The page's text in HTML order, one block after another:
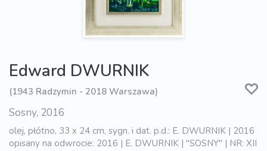
Edward DWURNIK
(1943 Radzymin - 2018 Warszawa)
Sosny, 2016
olej, płótno, 33 x 24 cm, sygn. i dat. p.d.: E. DWURNIK | 2016
opisany na odwrocie: 2016 | E. DWURNIK | "SOSNY" | NR: XII